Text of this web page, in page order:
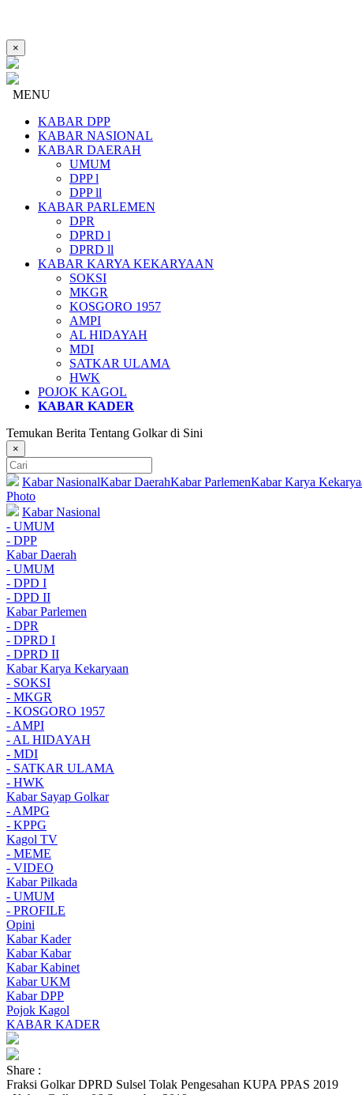
×
MENU
KABAR DPP
KABAR NASIONAL
KABAR DAERAH
UMUM
DPP l
DPP ll
KABAR PARLEMEN
DPR
DPRD l
DPRD ll
KABAR KARYA KEKARYAAN
SOKSI
MKGR
KOSGORO 1957
AMPI
AL HIDAYAH
MDI
SATKAR ULAMA
HWK
POJOK KAGOL
KABAR KADER
Temukan Berita Tentang Golkar di Sini
×
Kabar NasionalKabar DaerahKabar ParlemenKabar Karya
Photo
Kabar Nasional
- UMUM
- DPP
Kabar Daerah
- UMUM
- DPD I
- DPD II
Kabar Parlemen
- DPR
- DPRD I
- DPRD II
Kabar Karya Kekaryaan
- SOKSI
- MKGR
- KOSGORO 1957
- AMPI
- AL HIDAYAH
- MDI
- SATKAR ULAMA
- HWK
Kabar Sayap Golkar
- AMPG
- KPPG
Kagol TV
- MEME
- VIDEO
Kabar Pilkada
- UMUM
- PROFILE
Opini
Kabar Kader
Kabar Kabar
Kabar Kabinet
Kabar UKM
Kabar DPP
Pojok Kagol
KABAR KADER
Share :
Fraksi Golkar DPRD Sulsel Tolak Pengesahan KUPA PPAS 2019